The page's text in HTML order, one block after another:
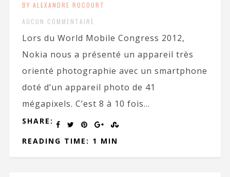
BY ALEXANDRE ROCOURT
AUCUN COMMENTAIRE
Lors du World Mobile Congress 2012,
Nokia nous a présenté un appareil très
orienté photographie avec un smartphone
doté d’un appareil photo de 41
mégapixels. C’est 8 à 10 fois...
SHARE:
READING TIME: 1 MIN